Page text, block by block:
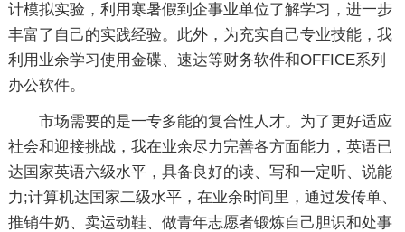
计模拟实验，利用寒暑假到企事业单位了解学习，进一步
丰富了自己的实践经验。此外，为充实自己专业技能，我
利用业余学习使用金碟、速达等财务软件和OFFICE系列
办公软件。
市场需要的是一专多能的复合性人才。为了更好适应
社会和迎接挑战，我在业余尽力完善各方面能力，英语已
达国家英语六级水平，具备良好的读、写和一定听、说能
力;计算机达国家二级水平，在业余时间里，通过发传单、
推销牛奶、卖运动鞋、做青年志愿者锻炼自己胆识和处事